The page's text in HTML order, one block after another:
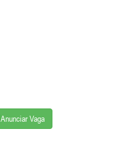
Anunciar Vaga